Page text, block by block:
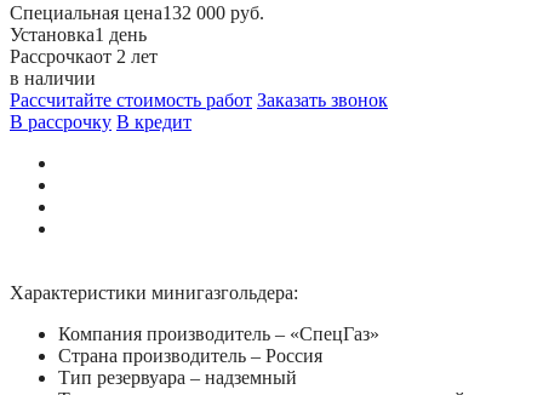
Специальная цена132 000 руб.
Установка1 день
Рассрочкаот 2 лет
в наличии
Рассчитайте стоимость работ Заказать звонок
В рассрочку В кредит
Характеристики минигазгольдера:
Компания производитель – «СпецГаз»
Страна производитель – Россия
Тип резервуара – надземный